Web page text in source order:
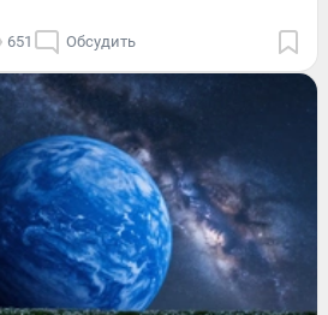
651 Обсудить